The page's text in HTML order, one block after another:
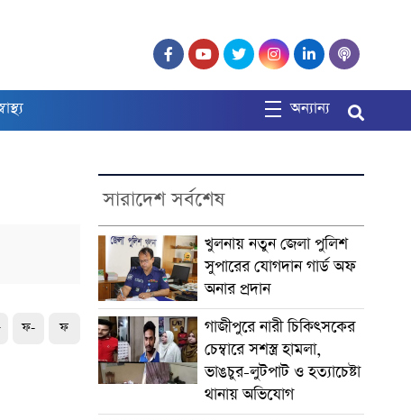
অন্যান্য
ফ- ফ
সারাদেশ সর্বশেষ
খুলনায় নতুন জেলা পুলিশ
সুপারের যোগদান গার্ড অফ
অনার প্রদান
গাজীপুরে নারী চিকিৎসকের
চেম্বারে সশস্ত্র হামলা,
ভাঙচুর-লুটপাট ও হত্যাচেষ্টা
থানায় অভিযোগ